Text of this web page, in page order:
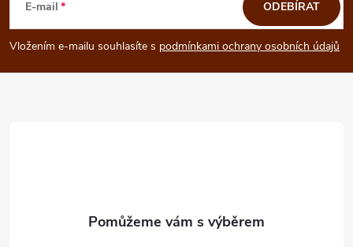
p
E-mail
Vložením e-mailu souhlasíte s podmínkami ochrany osobních údajů
ODEBÍRAT